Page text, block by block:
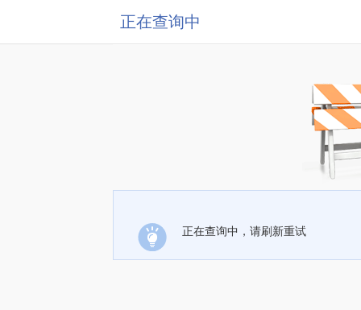
正在查询中
正在查询中，请刷新重试